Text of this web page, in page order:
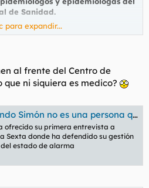
de Sanidad.
de 1978 tal como reflejan los
era “cultivar y fomentar el
adecuados a tal fin, defender la
de la Epidemiología en
la difusión del contenido y
contribuyendo de tal
Salud Pública.”
para expandir...
al frente del Centro de
ni siquiera es medico?
una persona que nosotros hubiéramos nombrado"
ofrecido su primera entrevista a
Sexta donde ha defendido su gestión
estado de alarma